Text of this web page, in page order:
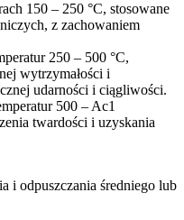
150 – 250 °C, stosowane
z zachowaniem
250 – 500 °C,
wytrzymałości i
udarności i ciągliwości.
500 – Ac1
twardości i uzyskania
i odpuszczania średniego lub